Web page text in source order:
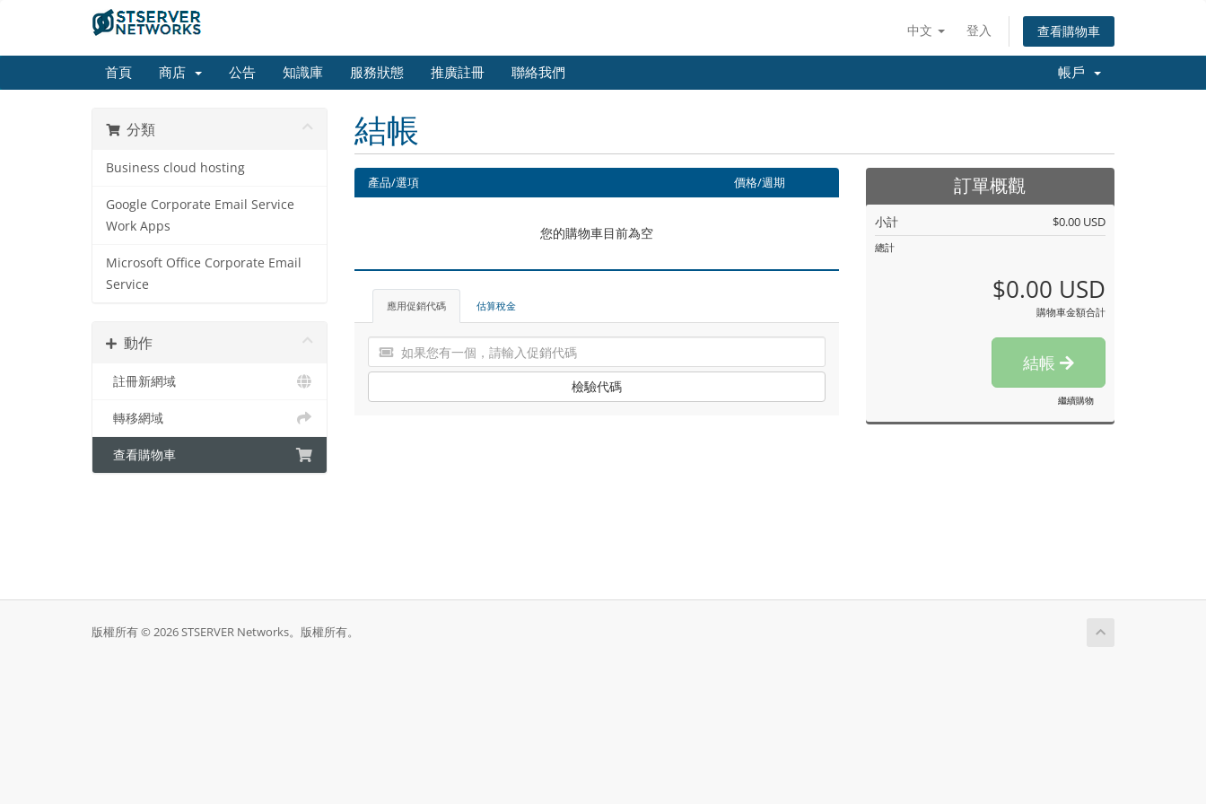
中文 登入 查看購物車
首頁 商店 公告 知識庫 服務狀態 推廣註冊 聯絡我們 帳戶
分類
Business cloud hosting
Google Corporate Email Service
Work Apps
Microsoft Office Corporate Email
Service
動作
註冊新網域
轉移網域
查看購物車
結帳
產品/選項 價格/週期
您的購物車目前為空
應用促銷代碼 估算稅金
檢驗代碼
訂單概觀
小計 $0.00 USD
總計
$0.00 USD
購物車金額合計
結帳
繼續購物
版權所有 © 2026 STSERVER Networks。版權所有。